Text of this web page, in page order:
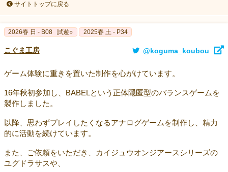
サイトトップに戻る
2026春 日 - B08 試遊○ 2025春 土 - P34
こぐま工房 @koguma_koubou
ゲーム体験に重きを置いた制作を心がけています。
16年秋初参加し、BABELという正体隠匿型のバランスゲームを
製作しました。
以降、思わずプレイしたくなるアナログゲームを制作し、精力
的に活動を続けています。
また、ご依頼をいただき、カイジュウオンジアースシリーズの
ユグドラサスや、